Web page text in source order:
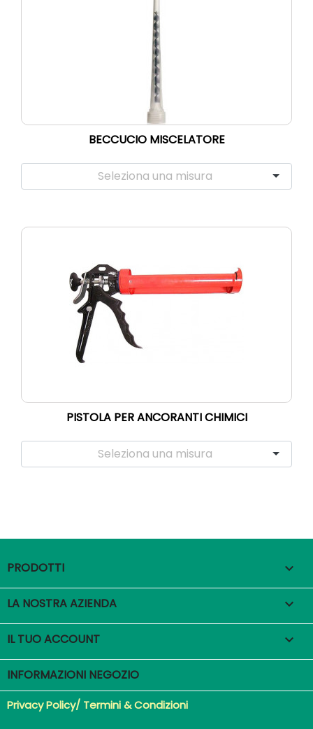
BECCUCIO MISCELATORE
PISTOLA PER ANCORANTI CHIMICI
PRODOTTI 
LA NOSTRA AZIENDA 
IL TUO ACCOUNT 
INFORMAZIONI NEGOZIO
Privacy Policy/ Termini & Condizioni